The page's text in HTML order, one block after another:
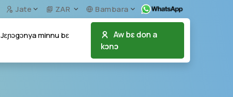
Jate ZAR Bambara
Aw bɛ don a
kɔnɔ
Jɛɲɔgɔnya minnu bɛ